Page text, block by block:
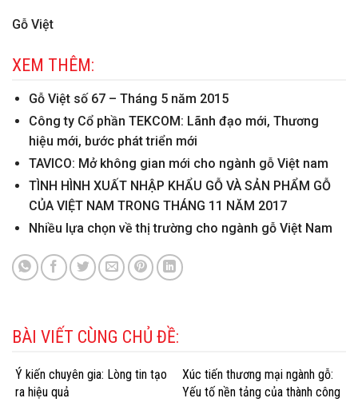
Gỗ Việt
XEM THÊM:
Gỗ Việt số 67 – Tháng 5 năm 2015
Công ty Cổ phần TEKCOM: Lãnh đạo mới, Thương
hiệu mới, bước phát triển mới
TAVICO: Mở không gian mới cho ngành gỗ Việt nam
TÌNH HÌNH XUẤT NHẬP KHẨU GỖ VÀ SẢN PHẨM GỖ
CỦA VIỆT NAM TRONG THÁNG 11 NĂM 2017
Nhiều lựa chọn về thị trường cho ngành gỗ Việt Nam
BÀI VIẾT CÙNG CHỦ ĐỀ:
Ý kiến chuyên gia: Lòng tin tạo
ra hiệu quả
Xúc tiến thương mại ngành gỗ:
Yếu tố nền tảng của thành công